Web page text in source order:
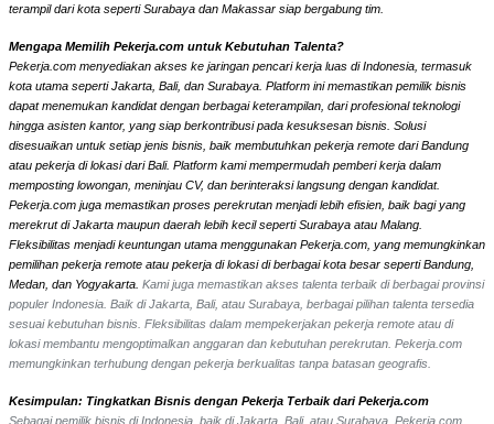
terampil dari kota seperti Surabaya dan Makassar siap bergabung tim.
Mengapa Memilih Pekerja.com untuk Kebutuhan Talenta?
Pekerja.com menyediakan akses ke jaringan pencari kerja luas di Indonesia, termasuk
kota utama seperti Jakarta, Bali, dan Surabaya. Platform ini memastikan pemilik bisnis
dapat menemukan kandidat dengan berbagai keterampilan, dari profesional teknologi
hingga asisten kantor, yang siap berkontribusi pada kesuksesan bisnis. Solusi
disesuaikan untuk setiap jenis bisnis, baik membutuhkan pekerja remote dari Bandung
atau pekerja di lokasi dari Bali. Platform kami mempermudah pemberi kerja dalam
memposting lowongan, meninjau CV, dan berinteraksi langsung dengan kandidat.
Pekerja.com juga memastikan proses perekrutan menjadi lebih efisien, baik bagi yang
merekrut di Jakarta maupun daerah lebih kecil seperti Surabaya atau Malang.
Fleksibilitas menjadi keuntungan utama menggunakan Pekerja.com, yang memungkinkan
pemilihan pekerja remote atau pekerja di lokasi di berbagai kota besar seperti Bandung,
Medan, dan Yogyakarta. Kami juga memastikan akses talenta terbaik di berbagai provinsi
populer Indonesia. Baik di Jakarta, Bali, atau Surabaya, berbagai pilihan talenta tersedia
sesuai kebutuhan bisnis. Fleksibilitas dalam mempekerjakan pekerja remote atau di
lokasi membantu mengoptimalkan anggaran dan kebutuhan perekrutan. Pekerja.com
memungkinkan terhubung dengan pekerja berkualitas tanpa batasan geografis.
Kesimpulan: Tingkatkan Bisnis dengan Pekerja Terbaik dari Pekerja.com
Sebagai pemilik bisnis di Indonesia, baik di Jakarta, Bali, atau Surabaya, Pekerja.com